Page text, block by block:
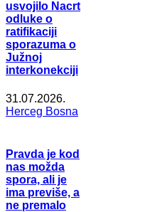
usvojilo Nacrt
odluke o
ratifikaciji
sporazuma o
Južnoj
interkonekciji
31.07.2026.
Herceg Bosna
Pravda je kod
nas možda
spora, ali je
ima previše, a
ne premalo